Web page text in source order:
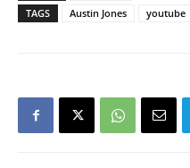
TAGS
Austin Jones youtube